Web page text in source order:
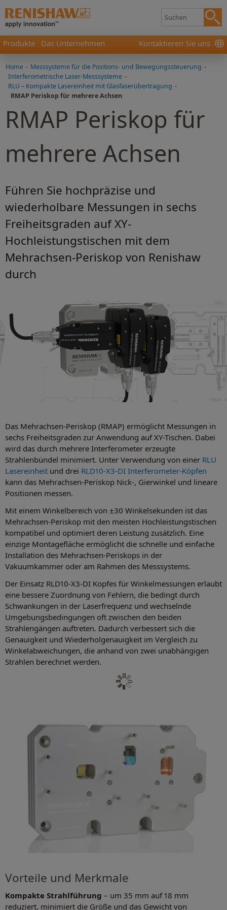
Produkte Das Unternehmen Kontaktieren Sie uns
Home - Messsysteme für die Positions- und Bewegungssteuerung -
Interferometrische Laser-Messsysteme -
RLU – Kompakte Lasereinheit mit Glasfaserübertragung -
RMAP Periskop für mehrere Achsen
RMAP Periskop für
mehrere Achsen
Führen Sie hochpräzise und
wiederholbare Messungen in sechs
Freiheitsgraden auf XY-
Hochleistungstischen mit dem
Mehrachsen-Periskop von Renishaw
durch
Das Mehrachsen-Periskop (RMAP) ermöglicht Messungen in
sechs Freiheitsgraden zur Anwendung auf XY-Tischen. Dabei
wird das durch mehrere Interferometer erzeugte
Strahlenbündel minimiert. Unter Verwendung von einer RLU
Lasereinheit und drei RLD10-X3-DI Interferometer-Köpfen
kann das Mehrachsen-Periskop Nick-, Gierwinkel und lineare
Positionen messen.
Mit einem Winkelbereich von ±30 Winkelsekunden ist das
Mehrachsen-Periskop mit den meisten Hochleistungstischen
kompatibel und optimiert deren Leistung zusätzlich. Eine
einzige Montagefläche ermöglicht die schnelle und einfache
Installation des Mehrachsen-Periskops in der
Vakuumkammer oder am Rahmen des Messsystems.
Der Einsatz RLD10-X3-DI Kopfes für Winkelmessungen erlaubt
eine bessere Zuordnung von Fehlern, die bedingt durch
Schwankungen in der Laserfrequenz und wechselnde
Umgebungsbedingungen oft zwischen den beiden
Strahlengängen auftreten. Dadurch verbessert sich die
Genauigkeit und Wiederholgenauigkeit im Vergleich zu
Winkelabweichungen, die anhand von zwei unabhängigen
Strahlen berechnet werden.
Vorteile und Merkmale
Kompakte Strahlführung – um 35 mm auf 18 mm
reduziert, minimiert die Größe und das Gewicht von